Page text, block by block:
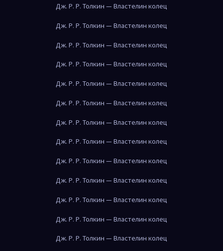
Дж. Р. Р. Толкин — Властелин колец
Дж. Р. Р. Толкин — Властелин колец
Дж. Р. Р. Толкин — Властелин колец
Дж. Р. Р. Толкин — Властелин колец
Дж. Р. Р. Толкин — Властелин колец
Дж. Р. Р. Толкин — Властелин колец
Дж. Р. Р. Толкин — Властелин колец
Дж. Р. Р. Толкин — Властелин колец
Дж. Р. Р. Толкин — Властелин колец
Дж. Р. Р. Толкин — Властелин колец
Дж. Р. Р. Толкин — Властелин колец
Дж. Р. Р. Толкин — Властелин колец
Дж. Р. Р. Толкин — Властелин колец